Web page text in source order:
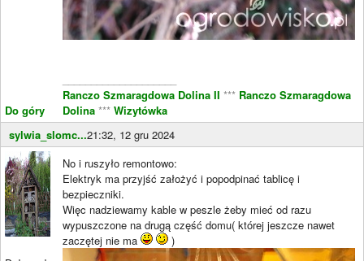
Do góry
Ranczo Szmaragdowa Dolina II *** Ranczo Szmaragdowa
Dolina *** Wizytówka
sylwia_slomc...21:32, 12 gru 2024
No i ruszyło remontowo:
Elektryk ma przyjść założyć i popodpinać tablicę i
bezpieczniki.
Więc nadziewamy kable w peszle żeby mieć od razu
wypuszczone na drugą część domu( której jeszcze nawet
zaczętej nie ma
)